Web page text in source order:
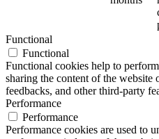
Functional
Functional
Functional cookies help to
sharing the content of the website
feedbacks, and other third-party
Performance
Performance
Performance cookies are used to